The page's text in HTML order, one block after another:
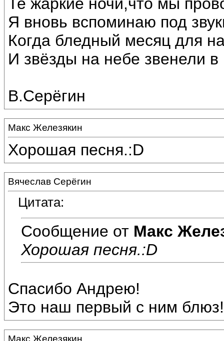
Те жаркие ночи,что мы
Я вновь вспоминаю под
Когда бледный месяц для
И звёзды на небе звенели в
В.Серёгин
Макс Железякин
Хорошая песня.:D
Вячеслав Серёгин
Цитата:
Сообщение от Макс
Хорошая песня.:D
Спасибо Андрею!
Это наш первый с ним
Макс Железякин